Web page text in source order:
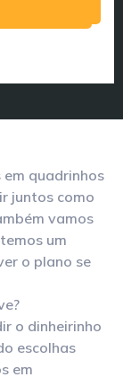
quadrinhos
juntos como
vamos
um
o plano se
o dinheirinho
escolhas
em